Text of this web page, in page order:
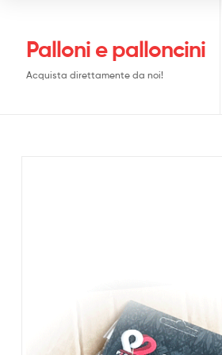
Palloni e palloncini
Acquista direttamente da noi!